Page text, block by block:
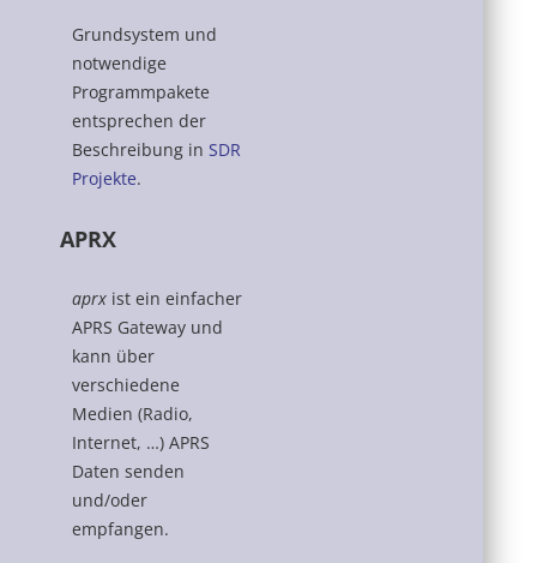
Grundsystem und
notwendige
Programmpakete
entsprechen der
Beschreibung in SDR
Projekte.
APRX
aprx ist ein einfacher
APRS Gateway und
kann über
verschiedene
Medien (Radio,
Internet, …) APRS
Daten senden
und/oder
empfangen.